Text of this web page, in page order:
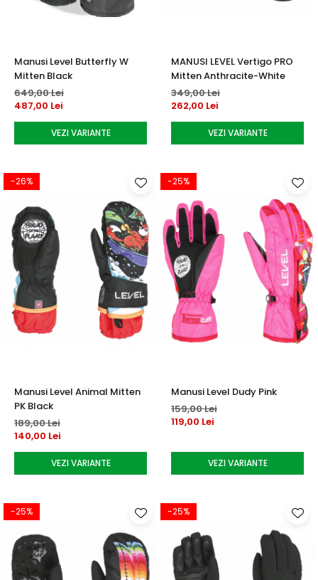
Manusi Level Butterfly W
Mitten Black
649,00 Lei
487,00 Lei
VEZI VARIANTE
MANUSI LEVEL Vertigo PRO
Mitten Anthracite-White
349,00 Lei
262,00 Lei
VEZI VARIANTE
-26%
Manusi Level Animal Mitten
PK Black
189,00 Lei
140,00 Lei
VEZI VARIANTE
-25%
Manusi Level Dudy Pink
159,00 Lei
119,00 Lei
VEZI VARIANTE
-25% -25%